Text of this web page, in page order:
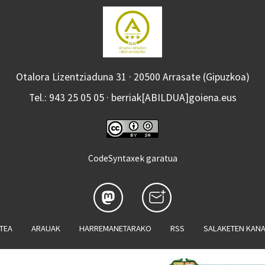
Otalora Lizentziaduna 31 · 20500 Arrasate (Gipuzkoa)
Tel.: 943 25 05 05 · berriak[ABILDUA]goiena.eus
CodeSyntaxek garatua
ARAUAK HARREMANETARAKO RSS SALAKETEN